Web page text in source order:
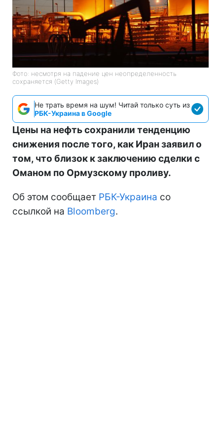
Фото: несмотря на падение цен неопределенность
сохраняется (Getty Images)
Не трать время на шум! Читай только суть из
РБК-Украина в Google
Цены на нефть сохранили тенденцию
снижения после того, как Иран заявил о
том, что близок к заключению сделки с
Оманом по Ормузскому проливу.
Об этом сообщает РБК-Украина со
ссылкой на Bloomberg.